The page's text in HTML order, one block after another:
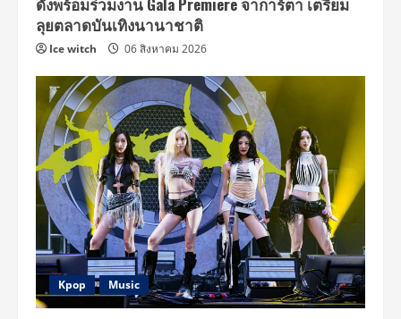
ลุยตลาดบันเทิงนานาชาติ
Ice witch 06 สิงหาคม 2026
Kpop Music